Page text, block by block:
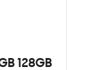
128GB